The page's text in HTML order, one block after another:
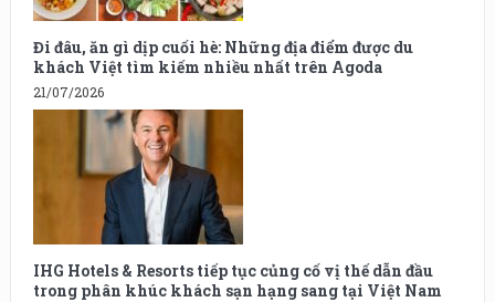
Đi đâu, ăn gì dịp cuối hè: Những địa điểm được du
khách Việt tìm kiếm nhiều nhất trên Agoda
21/07/2026
IHG Hotels & Resorts tiếp tục củng cố vị thế dẫn đầu
trong phân khúc khách sạn hạng sang tại Việt Nam